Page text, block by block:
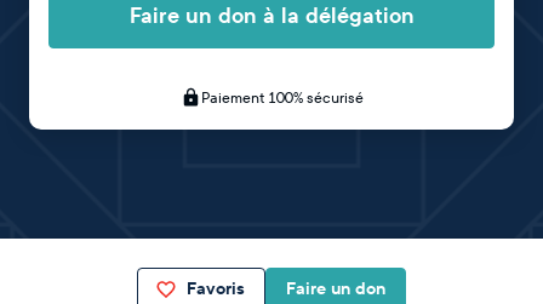
Faire un don à la délégation
Paiement 100% sécurisé
Favoris Faire un don